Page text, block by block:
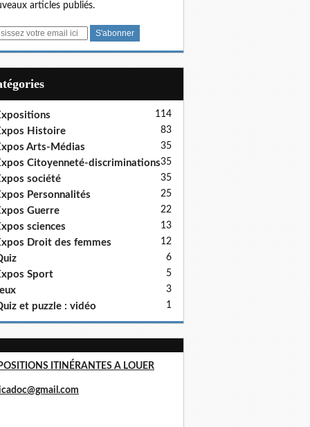
articles publiés.
114
Histoire 83
Arts-Médias 35
Citoyenneté-discriminations35
société 35
Personnalités 25
Guerre 22
sciences 13
Droit des femmes 12
6
Sport 5
3
et puzzle : vidéo 1
ITINÉRANTES A LOUER